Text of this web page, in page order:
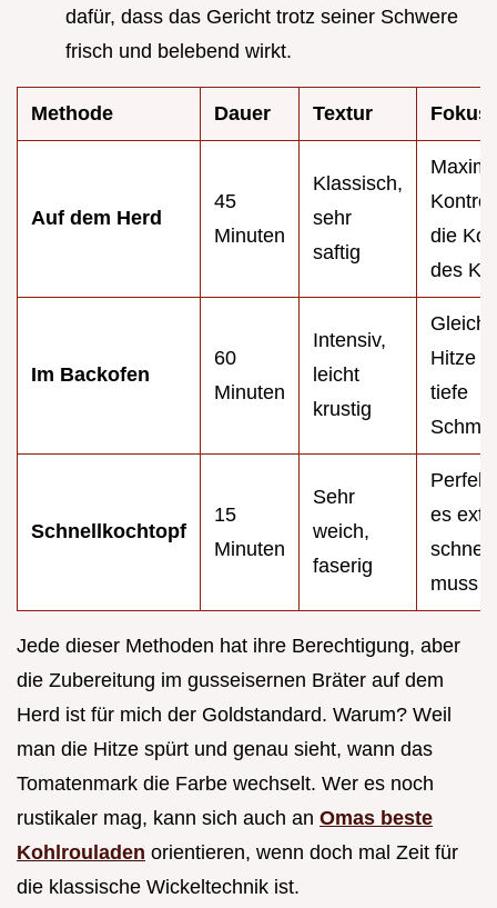
dafür, dass das Gericht trotz seiner Schwere
frisch und belebend wirkt.
Methode Dauer Textur Fokus
Auf dem Herd
45
Minuten
Klassisch,
sehr
saftig
die
des
Im Backofen
60
Minuten
Intensiv,
leicht
krustig
Hitze
tiefe
Schnellkochtopf
15
Minuten
Sehr
weich,
faserig
es
muss
Jede dieser Methoden hat ihre Berechtigung, aber
die Zubereitung im gusseisernen Bräter auf dem
Herd ist für mich der Goldstandard. Warum? Weil
man die Hitze spürt und genau sieht, wann das
Tomatenmark die Farbe wechselt. Wer es noch
rustikaler mag, kann sich auch an Omas beste
Kohlrouladen orientieren, wenn doch mal Zeit für
die klassische Wickeltechnik ist.